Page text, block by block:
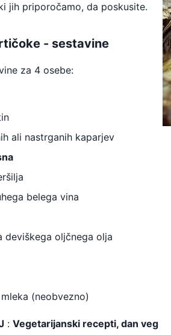
jih priporočamo, da poskusite.
- sestavine
za 4 osebe:
ali nastrganih kaparjev
belega vina
deviškega oljčnega olja
(neobvezno)
: Vegetarijanski recepti, dan veg